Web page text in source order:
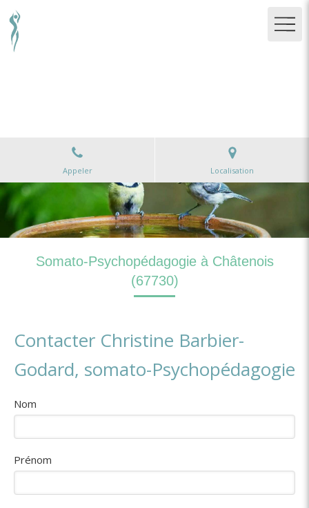
Appeler Localisation
Somato-Psychopédagogie à Châtenois
(67730)
Contacter Christine Barbier-
Godard, somato-Psychopédagogie
Nom
Prénom